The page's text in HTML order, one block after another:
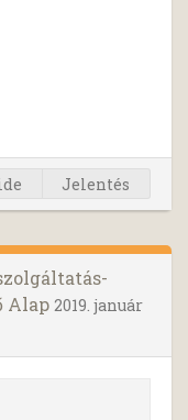
Jelentés
Alap 2019. január